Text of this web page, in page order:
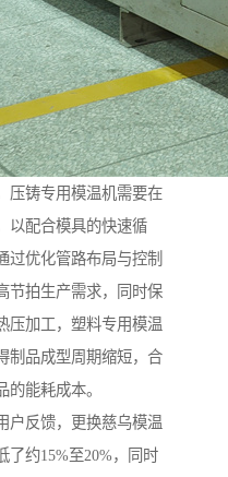
压铸专用模温机需要在
以配合模具的快速循
过优化管路布局与控制
节拍生产需求，同时保
压加工，塑料专用模温
制品成型周期缩短，合
能耗成本。
户反馈，更换慈乌模温
了约15%至20%，同时